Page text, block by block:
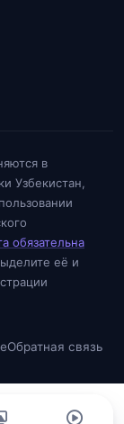
в
Узбекистан,
обязательна
её и
Обратная связь